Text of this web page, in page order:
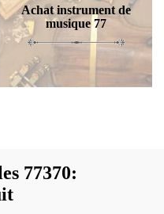
Achat instrument de
musique 77
77370: